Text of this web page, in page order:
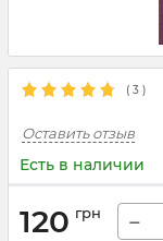
( 3 )
Оставить отзыв
Есть в наличии
120 грн −